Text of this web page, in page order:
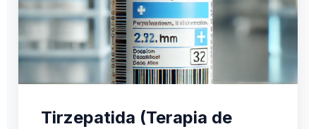
Tirzepatida (Terapia de